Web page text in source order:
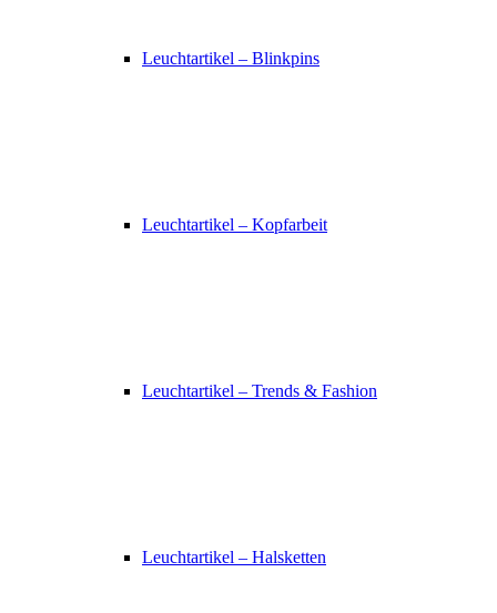
Leuchtartikel – Blinkpins
Leuchtartikel – Kopfarbeit
Leuchtartikel – Trends & Fashion
Leuchtartikel – Halsketten